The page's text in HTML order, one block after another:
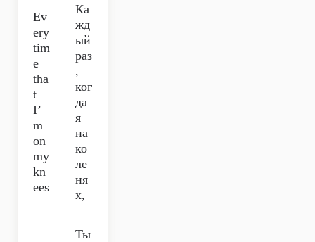
Ev
ery
tim
e
tha
t
I’
m
on
my
kn
ees
Ка
жд
ый
раз
,
ког
да
я
на
ко
ле
ня
х,
Ты